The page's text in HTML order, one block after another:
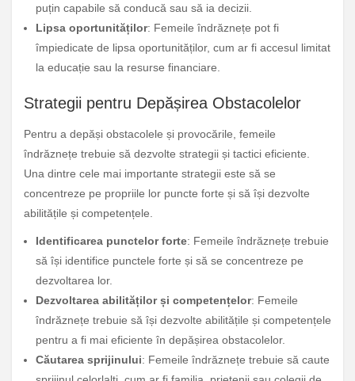
puțin capabile să conducă sau să ia decizii.
Lipsa oportunităților: Femeile îndrăznețe pot fi
împiedicate de lipsa oportunităților, cum ar fi accesul limitat
la educație sau la resurse financiare.
Strategii pentru Depășirea Obstacolelor
Pentru a depăși obstacolele și provocările, femeile
îndrăznețe trebuie să dezvolte strategii și tactici eficiente.
Una dintre cele mai importante strategii este să se
concentreze pe propriile lor puncte forte și să își dezvolte
abilitățile și competențele.
Identificarea punctelor forte: Femeile îndrăznețe trebuie
să își identifice punctele forte și să se concentreze pe
dezvoltarea lor.
Dezvoltarea abilităților și competențelor: Femeile
îndrăznețe trebuie să își dezvolte abilitățile și competențele
pentru a fi mai eficiente în depășirea obstacolelor.
Căutarea sprijinului: Femeile îndrăznețe trebuie să caute